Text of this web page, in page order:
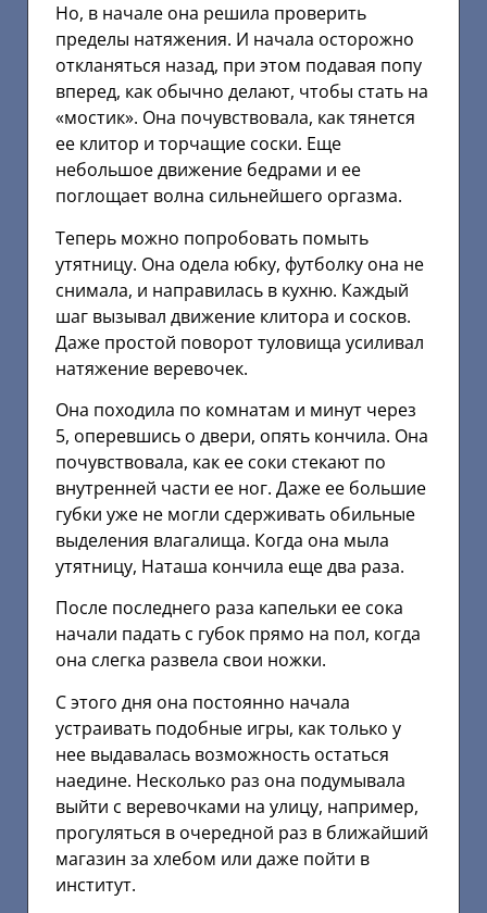
Но, в начале она решила проверить
пределы натяжения. И начала осторожно
откланяться назад, при этом подавая попу
вперед, как обычно делают, чтобы стать на
«мостик». Она почувствовала, как тянется
ее клитор и торчащие соски. Еще
небольшое движение бедрами и ее
поглощает волна сильнейшего оргазма.
Теперь можно попробовать помыть
утятницу. Она одела юбку, футболку она не
снимала, и направилась в кухню. Каждый
шаг вызывал движение клитора и сосков.
Даже простой поворот туловища усиливал
натяжение веревочек.
Она походила по комнатам и минут через
5, оперевшись о двери, опять кончила. Она
почувствовала, как ее соки стекают по
внутренней части ее ног. Даже ее большие
губки уже не могли сдерживать обильные
выделения влагалища. Когда она мыла
утятницу, Наташа кончила еще два раза.
После последнего раза капельки ее сока
начали падать с губок прямо на пол, когда
она слегка развела свои ножки.
С этого дня она постоянно начала
устраивать подобные игры, как только у
нее выдавалась возможность остаться
наедине. Несколько раз она подумывала
выйти с веревочками на улицу, например,
прогуляться в очередной раз в ближайший
магазин за хлебом или даже пойти в
институт.